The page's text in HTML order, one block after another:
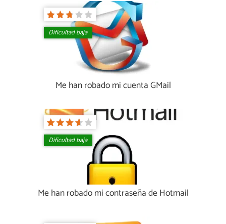
Dificultad baja
Me han robado mi cuenta GMail
Dificultad baja
Me han robado mi contraseña de Hotmail